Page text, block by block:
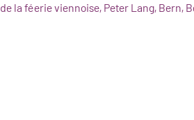
la féerie viennoise, Peter Lang, Bern,